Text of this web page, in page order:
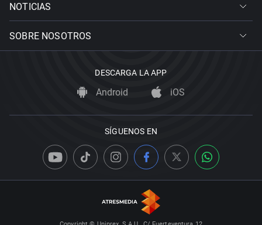
NOTICIAS
SOBRE NOSOTROS
DESCARGA LA APP
Android iOS
SÍGUENOS EN